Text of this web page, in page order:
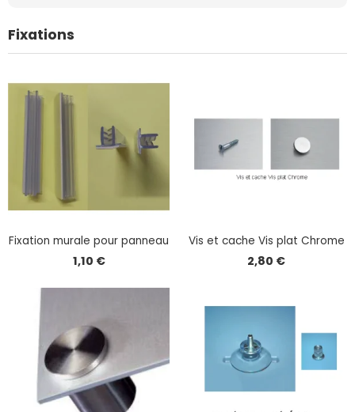
Fixations
Fixation murale pour panneau
1,10 €
Vis et cache Vis plat Chrome
2,80 €